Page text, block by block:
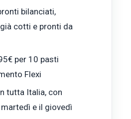
bilanciati,
cotti e pronti da
per 10 pasti
Flexi
tutta Italia, con
e il giovedì